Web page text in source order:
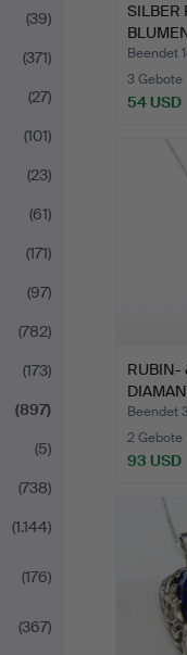
(39)
(371)
(27)
(101)
(23)
(61)
(171)
(97)
(782)
(173)
(897)
(5)
(738)
(1.144)
(176)
(367)
SILBER
Beendet
3 Gebote
54 USD
RUBIN-
Beendet
2 Gebote
93 USD